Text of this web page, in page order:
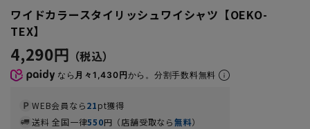
ワイドカラースタイリッシュワイシャツ【OEKO-
TEX】
4,290円
なら 月々1,430円から。分割手数料無料
WEB会員なら21pt獲得
送料 全国一律550円（店舗受取なら無料）